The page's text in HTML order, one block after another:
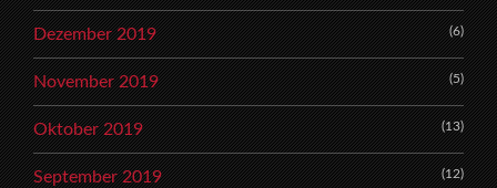
Dezember 2019 (6)
November 2019 (5)
Oktober 2019 (13)
September 2019 (12)